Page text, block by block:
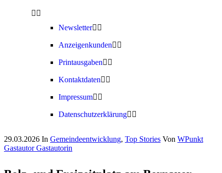
Newsletter
Anzeigenkunden
Printausgaben
Kontaktdaten
Impressum
Datenschutzerklärung
29.03.2026 In Gemeindeentwicklung, Top Stories Von WPunkt
Gastautor Gastautorin